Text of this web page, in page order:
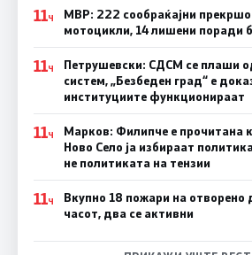
11Ч
МВР: 222 сообраќајни
мотоцикли, 14 лишени поради
11Ч
Петрушевски: СДСМ се плаши
систем, „Безбеден град“ е
институциите функционираат
11Ч
Марков: Филипче е прочитана
Ново Село ја избираат
не политиката на тензии
11Ч
Вкупно 18 пожари на отворено
часот, два се активни